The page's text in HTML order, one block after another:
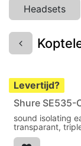
Headsets
Levertijd?
Shure SE535-
sound isolating
transparant,
Microdrivers